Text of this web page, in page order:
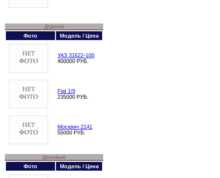
Дорогие
Фото
Модель / Цена
УАЗ 31622-100
400000 РУБ.
Fiat 1/9
235000 РУБ.
Москвич 2141
55000 РУБ.
Дешевые
Фото
Модель / Цена